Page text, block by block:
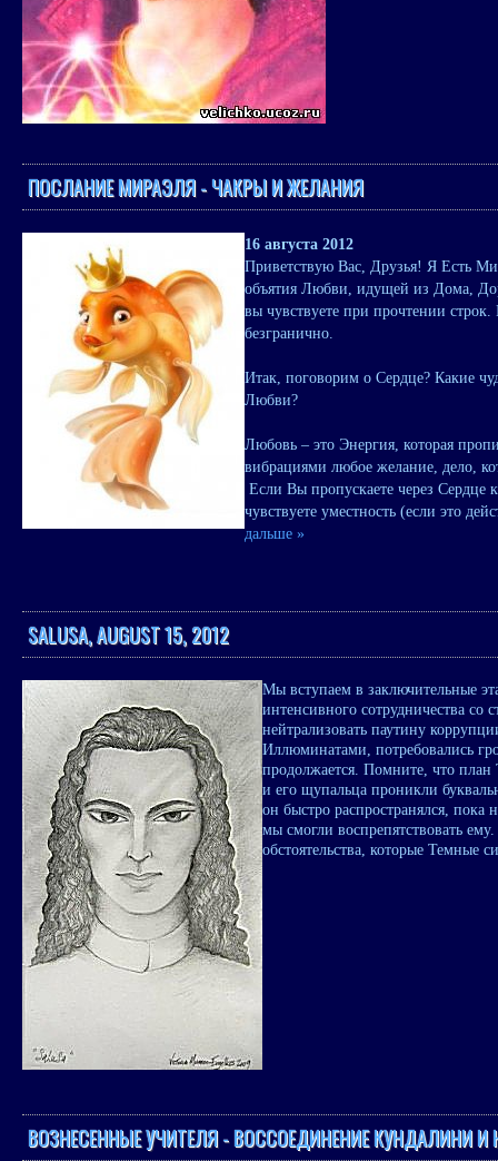
ПОСЛАНИЕ МИРАЭЛЯ - ЧАКРЫ И ЖЕЛАНИЯ
16 августа 2012
Приветствую Вас, Друзья! Я Есть
объятия Любви, идущей из Дома,
вы чувствуете при прочтении
безгранично.
Итак, поговорим о Сердце? Какие
Любви?
Любовь – это Энергия, которая
вибрациями любое желание, дело,
Если Вы пропускаете через
чувствуете уместность (если это
дальше »
SALUSA, AUGUST 15, 2012
Мы вступаем в заключительные
интенсивного сотрудничества
нейтрализовать паутину
Иллюминатами, потребовались
продолжается. Помните, что план
и его щупальца проникли
он быстро распространялся, пока
мы смогли воспрепятствовать
обстоятельства, которые Темные
ВОЗНЕСЕННЫЕ УЧИТЕЛЯ - ВОССОЕДИНЕНИЕ КУНДАЛИНИ